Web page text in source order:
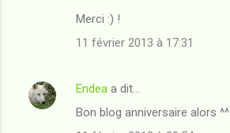
Merci :) !
11 février 2013 à 17:31
Endea a dit…
Bon blog anniversaire alors ^^